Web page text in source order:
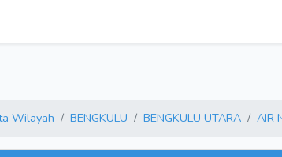
Wilayah BENGKULU BENGKULU UTARA AIR